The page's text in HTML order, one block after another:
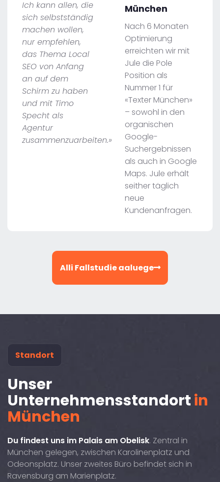
Ich kann allen, die
sich selbstständig
machen wollen,
nur empfehlen,
das Thema Local
SEO von Anfang
an auf dem
Schirm zu haben
und mit Timo
Specht als
Agentur
zusammenzuarbeiten.»
München
Nach 6 Monaten
Optimierung
erreichten wir mit
Jule die Pole
Position als
Nummer 1 für
«Texter München»
– sowohl in den
organischen
Google-
Suchergebnissen
als auch in Google
Maps. Jule erhält
seither täglich
neue
Kundenanfragen.
Alli Fallstudie aaluege
Standort
Unser
Unternehmensstandortin
München
Du findest uns im Palais am Obelisk. Zentral in
München gelegen, zwischen Karolinenplatz und
Odeonsplatz. Unser zweites Büro befindet sich in
Ravensburg am Marienplatz.